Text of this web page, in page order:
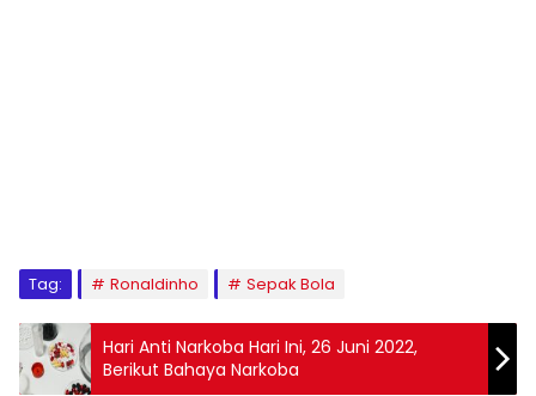
Tag: Ronaldinho Sepak Bola
Hari Anti Narkoba Hari Ini, 26 Juni 2022,
Berikut Bahaya Narkoba